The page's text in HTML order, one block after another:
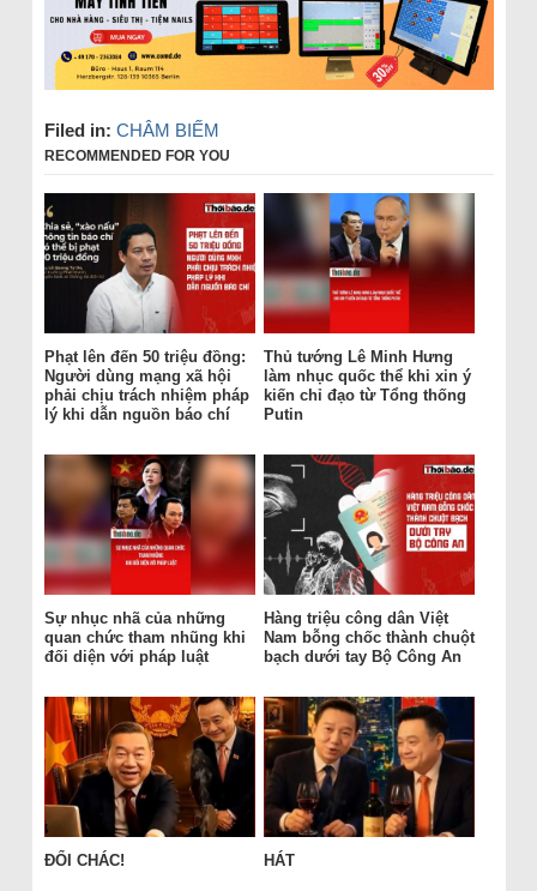
Filed in: CHÂM BIẾM
RECOMMENDED FOR YOU
Phạt lên đến 50 triệu đồng:
Người dùng mạng xã hội
phải chịu trách nhiệm pháp
lý khi dẫn nguồn báo chí
Thủ tướng Lê Minh Hưng
làm nhục quốc thể khi xin ý
kiến chỉ đạo từ Tổng thống
Putin
Sự nhục nhã của những
quan chức tham nhũng khi
đối diện với pháp luật
Hàng triệu công dân Việt
Nam bỗng chốc thành chuột
bạch dưới tay Bộ Công An
ĐỔI CHÁC! HÁT